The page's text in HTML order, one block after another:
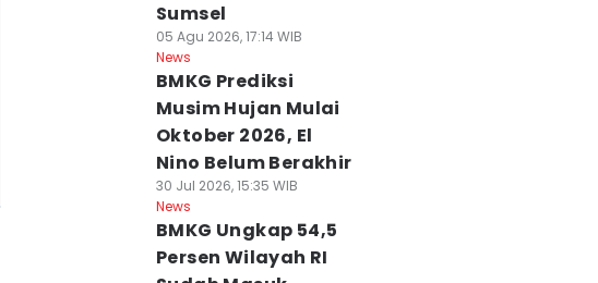
Sumsel
05 Agu 2026, 17:14 WIB
News
BMKG Prediksi
Musim Hujan Mulai
Oktober 2026, El
Nino Belum Berakhir
30 Jul 2026, 15:35 WIB
News
BMKG Ungkap 54,5
Persen Wilayah RI